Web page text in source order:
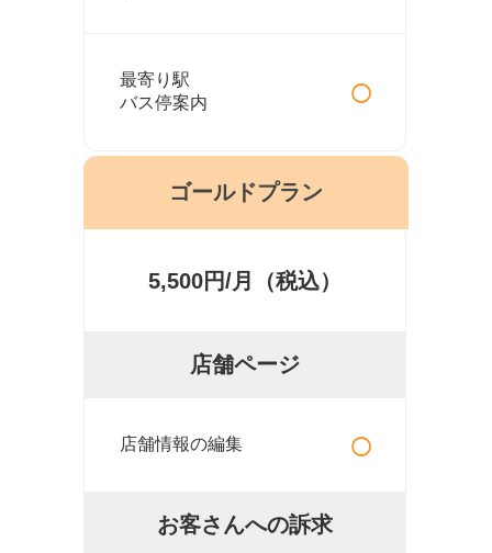
最寄り駅
バス停案内
○
ゴールドプラン
5,500円/月（税込）
店舗ページ
店舗情報の編集 ○
お客さんへの訴求